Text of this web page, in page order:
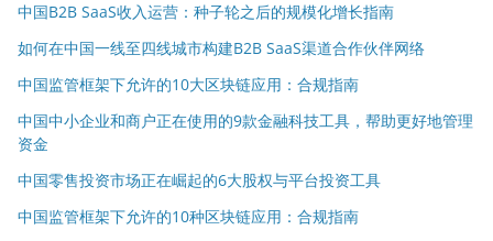
中国B2B SaaS收入运营：种子轮之后的规模化增长指南
如何在中国一线至四线城市构建B2B SaaS渠道合作伙伴网络
中国监管框架下允许的10大区块链应用：合规指南
中国中小企业和商户正在使用的9款金融科技工具，帮助更好地管理
资金
中国零售投资市场正在崛起的6大股权与平台投资工具
中国监管框架下允许的10种区块链应用：合规指南